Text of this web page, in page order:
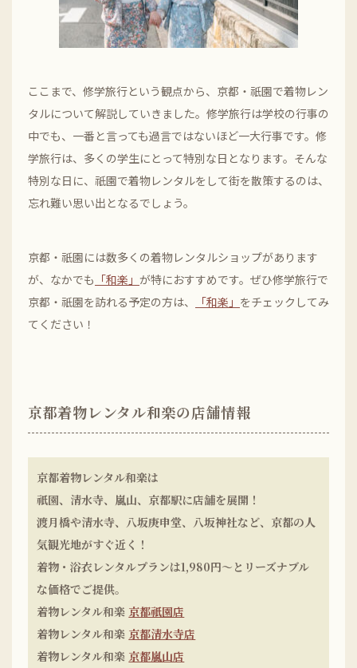
ここまで、修学旅行という観点から、京都・祇園で着物レン
タルについて解説していきました。修学旅行は学校の行事の
中でも、一番と言っても過言ではないほど一大行事です。修
学旅行は、多くの学生にとって特別な日となります。そんな
特別な日に、祇園で着物レンタルをして街を散策するのは、
忘れ難い思い出となるでしょう。
京都・祇園には数多くの着物レンタルショップがあります
が、なかでも 「和楽」 が特におすすめです。ぜひ修学旅行で
京都・祇園を訪れる予定の方は、
「和楽」 をチェックしてみ
てください！
京都着物レンタル和楽の店舗情報
京都着物レンタル和楽は
祇園、清水寺、嵐山、京都駅に店舗を展開！
渡月橋や清水寺、八坂庚申堂、八坂神社など、京都の人
気観光地がすぐ近く！
着物・浴衣レンタルプランは1,980円〜とリーズナブル
な価格でご提供。
着物レンタル和楽 京都祇園店
着物レンタル和楽 京都清水寺店
着物レンタル和楽 京都嵐山店